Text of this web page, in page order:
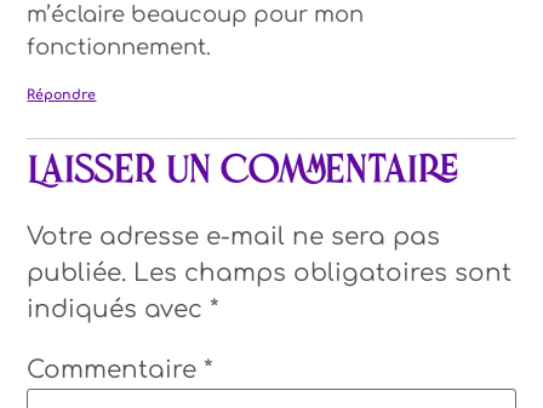
m’éclaire beaucoup pour mon
fonctionnement.
Répondre
Laisser un commentaire
Votre adresse e-mail ne sera pas
publiée. Les champs obligatoires sont
indiqués avec *
Commentaire *